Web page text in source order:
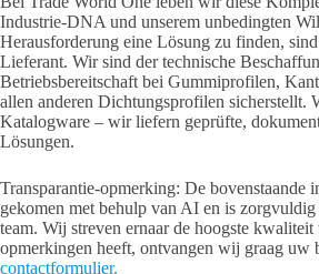
Industrie-DNA und unserem unbedingten
Herausforderung eine Lösung zu finden,
Lieferant. Wir sind der technische
Betriebsbereitschaft bei Gummiprofilen,
allen anderen Dichtungsprofilen sicherstellt.
Katalogware – wir liefern geprüfte,
Lösungen.
Transparantie-opmerking: De bovenstaande
gekomen met behulp van AI en is
team. Wij streven ernaar de hoogste kwaliteit
opmerkingen heeft, ontvangen wij graag uw
contactformulier.